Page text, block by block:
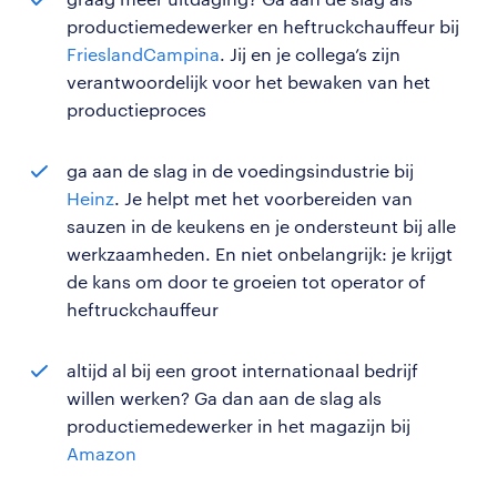
productiemedewerker en heftruckchauffeur bij
FrieslandCampina. Jij en je collega’s zijn
verantwoordelijk voor het bewaken van het
productieproces
ga aan de slag in de voedingsindustrie bij
Heinz. Je helpt met het voorbereiden van
sauzen in de keukens en je ondersteunt bij alle
werkzaamheden. En niet onbelangrijk: je krijgt
de kans om door te groeien tot operator of
heftruckchauffeur
altijd al bij een groot internationaal bedrijf
willen werken? Ga dan aan de slag als
productiemedewerker in het magazijn bij
Amazon